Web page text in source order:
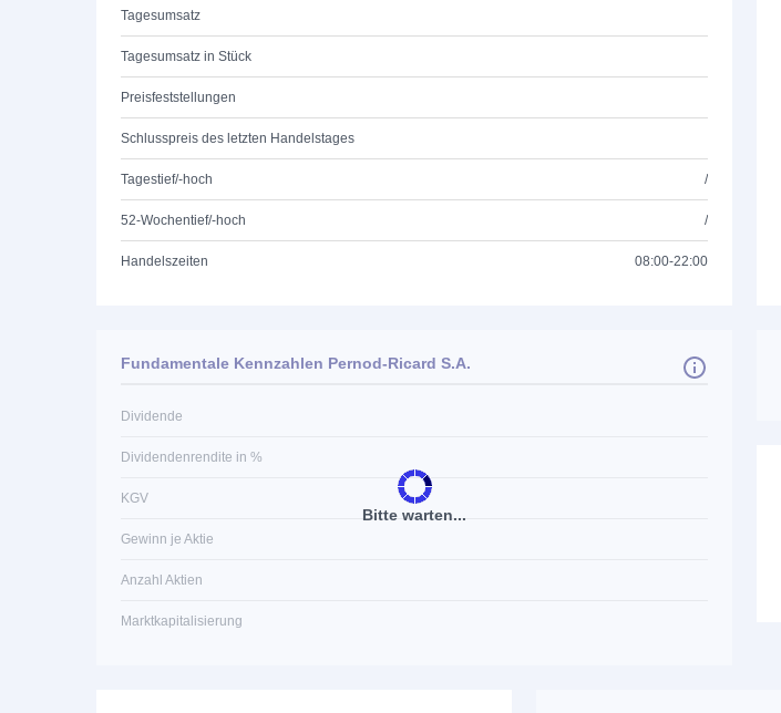
Tagesumsatz
Tagesumsatz in Stück
Preisfeststellungen
Schlusspreis des letzten Handelstages
Tagestief/-hoch /
52-Wochentief/-hoch /
Handelszeiten 08:00-22:00
Bitte warten...
Fundamentale Kennzahlen Pernod-Ricard S.A.
Dividende
Dividendenrendite in %
KGV
Gewinn je Aktie
Anzahl Aktien
Marktkapitalisierung